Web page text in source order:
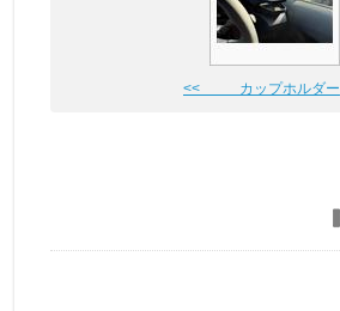
<< カップホルダー